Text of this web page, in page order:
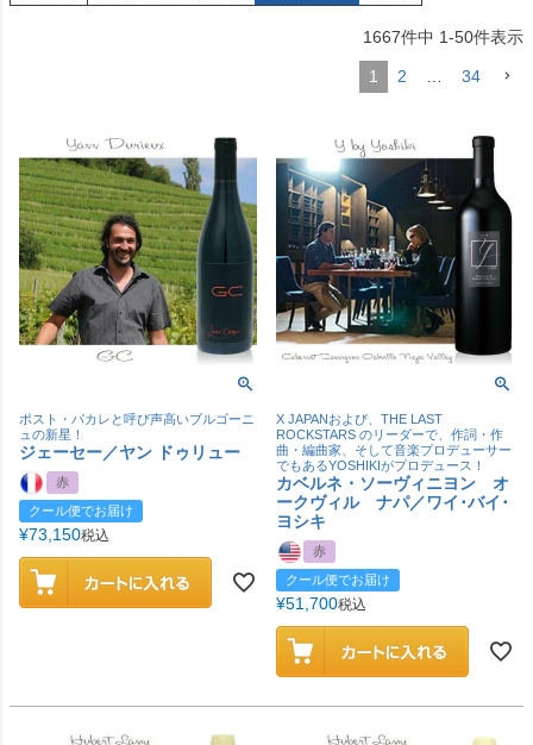
1667件中 1-50件表示
1 2 … 34
ポスト・パカレと呼び声高いブルゴーニ
ュの新星！
ジェーセー／ヤン ドゥリュー
赤
クール便でお届け
¥73,150税込
X JAPANおよび、THE LAST
ROCKSTARS のリーダーで、作詞・作
曲・編曲家、そして音楽プロデューサー
でもあるYOSHIKIがプロデュース！
カベルネ・ソーヴィニヨン オ
ークヴィル ナパ／ワイ･バイ･
ヨシキ
赤
クール便でお届け
¥51,700税込